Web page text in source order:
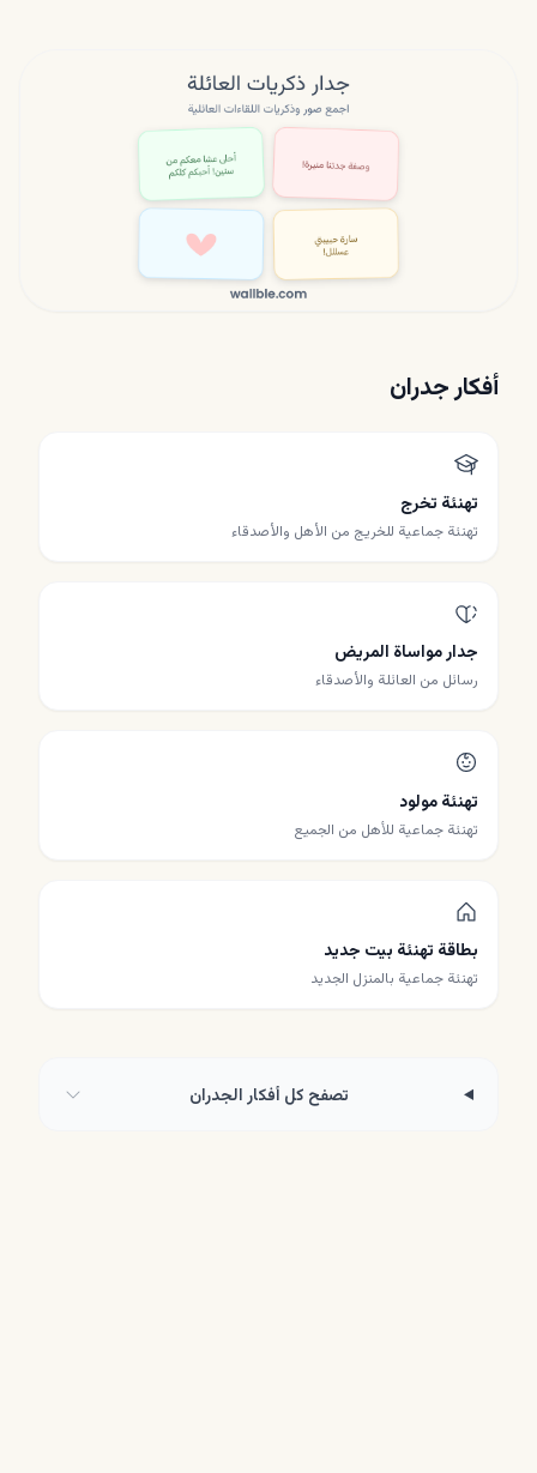
أفكار جدران
تهنئة تخرج
تهنئة جماعية للخريج من الأهل والأصدقاء
جدار مواساة المريض
رسائل من العائلة والأصدقاء
تهنئة مولود
تهنئة جماعية للأهل من الجميع
بطاقة تهنئة بيت جديد
تهنئة جماعية بالمنزل الجديد
تصفح كل أفكار الجدران